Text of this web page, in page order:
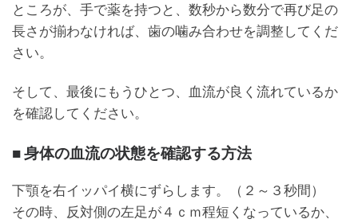
ところが、手で薬を持つと、数秒から数分で再び足の
長さが揃わなければ、歯の噛み合わせを調整してくだ
さい。
そして、最後にもうひとつ、血流が良く流れているか
を確認してください。
■ 身体の血流の状態を確認する方法
下顎を右イッパイ横にずらします。（２～３秒間）
その時、反対側の左足が４ｃｍ程短くなっているか、